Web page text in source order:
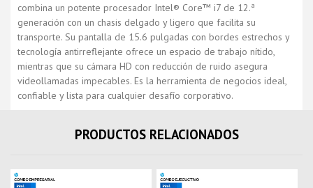
combina un potente procesador Intel® Core™ i7 de 12.ª
generación con un chasis delgado y ligero que facilita su
transporte. Su pantalla de 15.6 pulgadas con bordes estrechos y
tecnología antirreflejante ofrece un espacio de trabajo nítido,
mientras que su cámara HD con reducción de ruido asegura
videollamadas impecables. Es la herramienta de negocios ideal,
confiable y lista para cualquier desafío corporativo.
PRODUCTOS RELACIONADOS